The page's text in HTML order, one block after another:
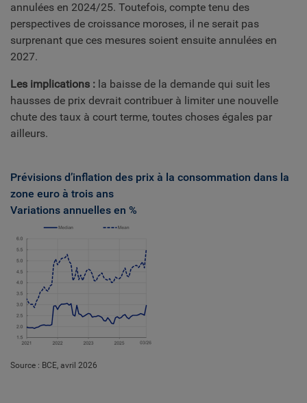
annulées en 2024/25. Toutefois, compte tenu des
perspectives de croissance moroses, il ne serait pas
surprenant que ces mesures soient ensuite annulées en
2027.
Les implications : la baisse de la demande qui suit les
hausses de prix devrait contribuer à limiter une nouvelle
chute des taux à court terme, toutes choses égales par
ailleurs.
Prévisions d’inflation des prix à la consommation dans la
zone euro à trois ans
Variations annuelles en %
Source : BCE, avril 2026